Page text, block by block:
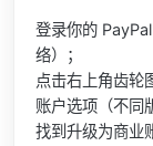
登录你的
络）；
点击右上角齿轮
账户选项（不同
找到升级为商业